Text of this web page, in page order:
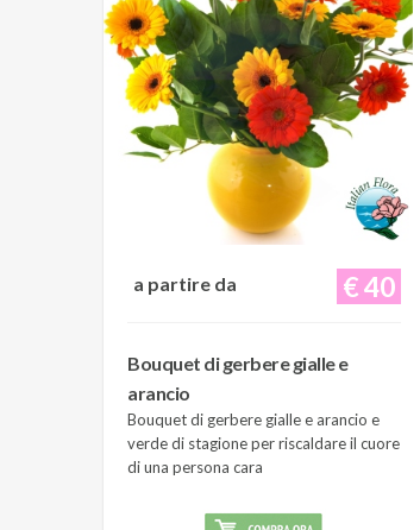
€ 40
a partire da
Bouquet di gerbere gialle e
arancio
Bouquet di gerbere gialle e arancio e
verde di stagione per riscaldare il cuore
di una persona cara